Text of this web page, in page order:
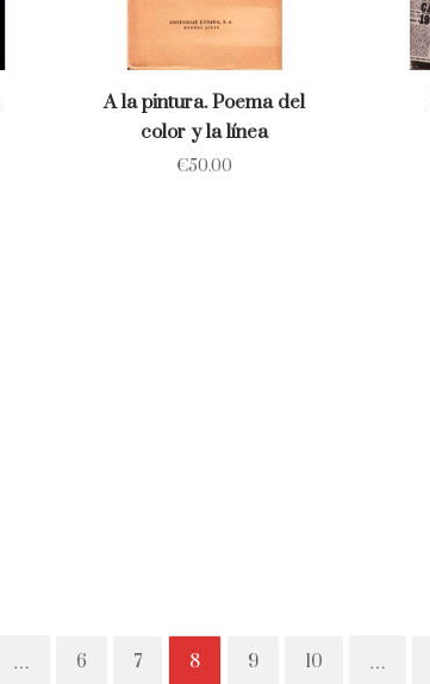
A la pintura. Poema del
color y la línea
€50.00
… 6 7 8 9 10 …